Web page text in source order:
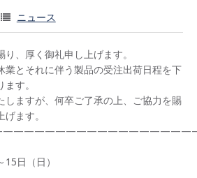
ニュース
、厚く御礼申し上げます。
業とそれに伴う製品の受注出荷日程を下
す。
しますが、何卒ご了承の上、ご協力を賜
ます。
日（日）